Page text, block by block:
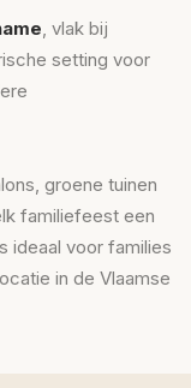
, vlak bij
setting voor
groene tuinen
familiefeest een
ideaal voor families
in de Vlaamse